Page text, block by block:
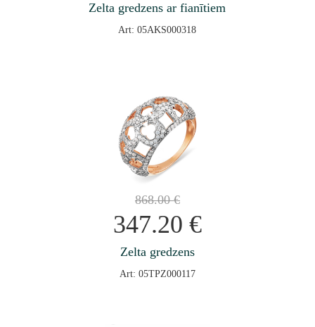
Zelta gredzens ar fianītiem
Art: 05AKS000318
868.00€
347.20 €
Zelta gredzens
Art: 05TPZ000117